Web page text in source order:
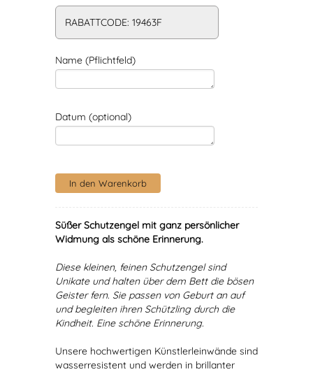
RABATTCODE: 19463F
Name (Pflichtfeld)
Datum (optional)
Süßer Schutzengel mit ganz persönlicher
Widmung als schöne Erinnerung.
Diese kleinen, feinen Schutzengel sind
Unikate und halten über dem Bett die bösen
Geister fern. Sie passen von Geburt an auf
und begleiten ihren Schützling durch die
Kindheit. Eine schöne Erinnerung.
Unsere hochwertigen Künstlerleinwände sind
wasserresistent und werden in brillanter